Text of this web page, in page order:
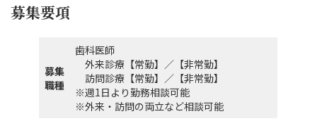
募集要項
募集
職種
歯科医師
外来診療【常勤】／【非常勤】
訪問診療【常勤】／【非常勤】
※週1日より勤務相談可能
※外来・訪問の両立など相談可能